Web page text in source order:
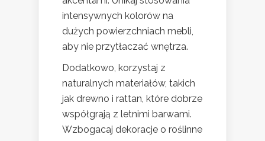
intensywnych kolorów na
dużych powierzchniach mebli,
aby nie przytłaczać wnętrza.
Dodatkowo, korzystaj z
naturalnych materiałów, takich
jak drewno i rattan, które dobrze
współgrają z letnimi barwami.
Wzbogacaj dekoracje o roślinne